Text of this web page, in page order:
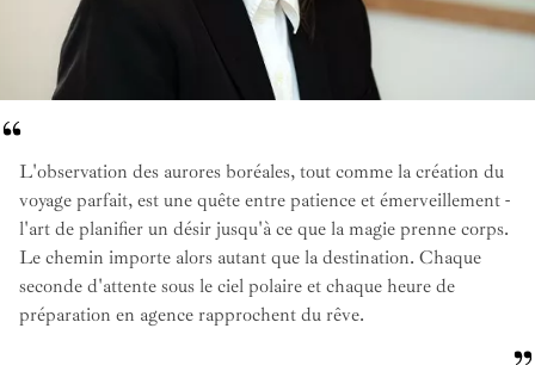
L'observation des aurores boréales, tout comme la création du
voyage parfait, est une quête entre patience et émerveillement -
l'art de planifier un désir jusqu'à ce que la magie prenne corps.
Le chemin importe alors autant que la destination. Chaque
seconde d'attente sous le ciel polaire et chaque heure de
préparation en agence rapprochent du rêve.